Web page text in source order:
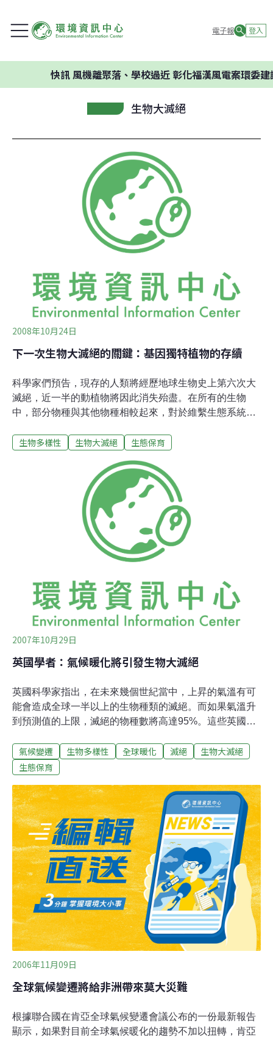
電子報 登入
快訊風機離聚落、學校過近 彰化福漢風電案環委建議不
生物大滅絕
2008年10月24日
下一次生物大滅絕的關鍵：基因獨特植物的存續
科學家們預告，現存的人類將經歷地球生物史上第六次大
滅絕，近一半的動植物將因此消失殆盡。在所有的生物
中，部分物種與其他物種相較起來，對於維繫生態系統運
原，最後發現具獨特基因的生物，正是最具價值物種所
究團隊，目前正試圖確定哪些物種須立即受到保護。他們
的跨國性研究計劃檢視了全球40份關於草原生態體系的報
告，並透過植物基因結構比較法，重新建構這些報告中
177種開花植物的演進歷程。卡汀那表示，「這份報告針
對美國及歐亞大陸上所有知悉的植物進行研究，因此研究
成果的可信度相當高。我們的研究結果顯示，基因多樣性
將可辨別某一物種在維繫生態系統上的重要程度」。報告
Cadotte）指出，「由於全球已有多樣生物從生態系統中消
失，我們必須趕緊釐清
生物多樣性 生物大滅絕 生態保育
2007年10月29日
英國學者：氣候暖化將引發生物大滅絕
英國科學家指出，在未來幾個世紀當中，上昇的氣溫有可
能會造成全球一半以上的生物種類的滅絕。而如果氣溫升
到預測值的上限，滅絕的物種數將高達95%。這些英國約
與長時間生物滅絕速度及生物多樣性變化的研究。這個研
究成果24日發表在英國《皇家學會學報》（the
學家梅修（Peter Mayhew）指出，氣候變遷是生物大規模
滅絕的主要原因。這個研究分析了5億年來的化石紀錄及
溫度的變化，並且發現這期間有4次大規模的大滅絕（即
50%以上的生物種類消逝），而其中3次是發生在高溫時
期。梅修表示：「基本上在所有高溫期都呈現這種關連
性。當溫度上昇，滅絕的狀況就提高，生物多樣性就相對
降低。」聯合國政府間氣候變遷小組（IPCC）預測說，這
世紀結束時，全球平均氣溫將有可能上昇1.8至4℃（
氣候變遷 生物多樣性 全球暖化 滅絕
生物大滅絕
生態保育
2006年11月09日
全球氣候變遷將給非洲帶來莫大災難
根據聯合國在肯亞全球氣候變遷會議公布的一份最新報告
顯示，如果對目前全球氣候暖化的趨勢不加以扭轉，肯亞